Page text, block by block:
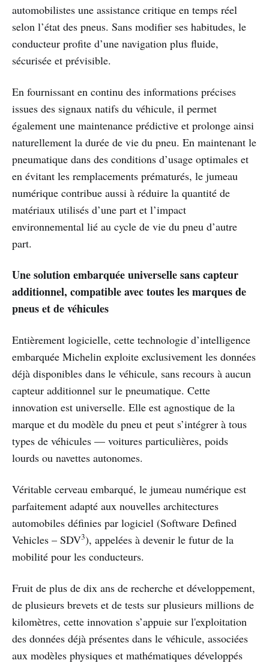
automobilistes une assistance critique en temps réel
selon l’état des pneus. Sans modifier ses habitudes, le
conducteur profite d’une navigation plus fluide,
sécurisée et prévisible.
En fournissant en continu des informations précises
issues des signaux natifs du véhicule, il permet
également une maintenance prédictive et prolonge ainsi
naturellement la durée de vie du pneu. En maintenant le
pneumatique dans des conditions d’usage optimales et
en évitant les remplacements prématurés, le jumeau
numérique contribue aussi à réduire la quantité de
matériaux utilisés d’une part et l’impact
environnemental lié au cycle de vie du pneu d’autre
part.
Une solution embarquée universelle sans capteur
additionnel, compatible avec toutes les marques de
pneus et de véhicules
Entièrement logicielle, cette technologie d’intelligence
embarquée Michelin exploite exclusivement les données
déjà disponibles dans le véhicule, sans recours à aucun
capteur additionnel sur le pneumatique. Cette
innovation est universelle. Elle est agnostique de la
marque et du modèle du pneu et peut s’intégrer à tous
types de véhicules — voitures particulières, poids
lourds ou navettes autonomes.
Véritable cerveau embarqué, le jumeau numérique est
parfaitement adapté aux nouvelles architectures
automobiles définies par logiciel (Software Defined
Vehicles – SDV3), appelées à devenir le futur de la
mobilité pour les conducteurs.
Fruit de plus de dix ans de recherche et développement,
de plusieurs brevets et de tests sur plusieurs millions de
kilomètres, cette innovation s’appuie sur l'exploitation
des données déjà présentes dans le véhicule, associées
aux modèles physiques et mathématiques développés